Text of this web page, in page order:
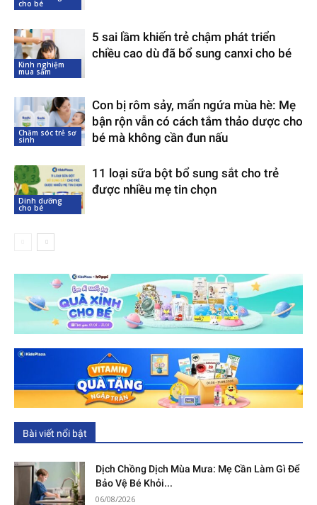
cho bé
Kinh nghiệm
mua sắm
5 sai lầm khiến trẻ chậm phát triển
chiều cao dù đã bổ sung canxi cho bé
Chăm sóc trẻ sơ
sinh
Con bị rôm sảy, mẩn ngứa mùa hè: Mẹ
bận rộn vẫn có cách tắm thảo dược cho
bé mà không cần đun nấu
Dinh dưỡng
cho bé
11 loại sữa bột bổ sung sắt cho trẻ
được nhiều mẹ tin chọn
Bài viết nổi bật
Dịch Chồng Dịch Mùa Mưa: Mẹ Cần Làm Gì Để
Bảo Vệ Bé Khỏi...
06/08/2026